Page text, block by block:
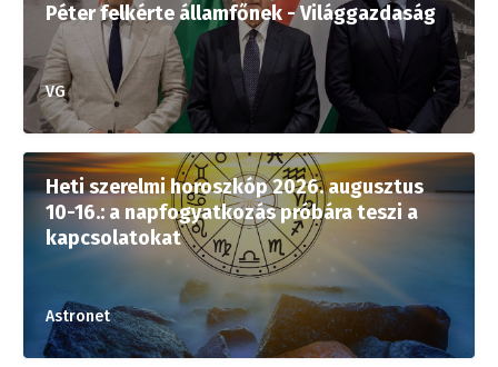
Péter felkérte államfőnek - Világgazdaság
VG
Heti szerelmi horoszkóp 2026. augusztus
10-16.: a napfogyatkozás próbára teszi a
kapcsolatokat
Astronet